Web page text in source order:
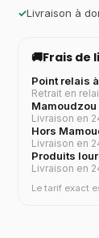
✓Livraison à
🚚Frais de
Point relais
Retrait en
Mamoudzou
Livraison en
Hors
Livraison en
Produits
Livraison en
Le tarif exact